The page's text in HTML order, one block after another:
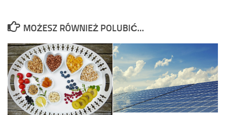
MOŻESZ RÓWNIEŻ POLUBIĆ…